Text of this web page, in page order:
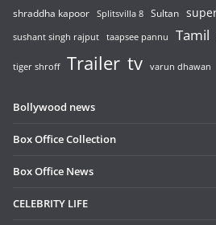
shraddha kapoor Splitsvilla 8 Sultan
sushant singh rajput taapsee pannu Tamil
tiger shroff Trailer tv varun dhawan
Bollywood news
Box Office Collection
Box Office News
CELEBRITY LIFE